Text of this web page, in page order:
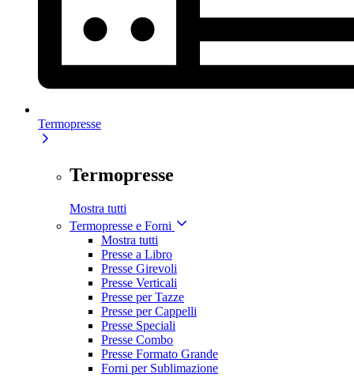
Termopresse
Termopresse
Mostra tutti
Termopresse e Forni
Mostra tutti
Presse a Libro
Presse Girevoli
Presse Verticali
Presse per Tazze
Presse per Cappelli
Presse Speciali
Presse Combo
Presse Formato Grande
Forni per Sublimazione